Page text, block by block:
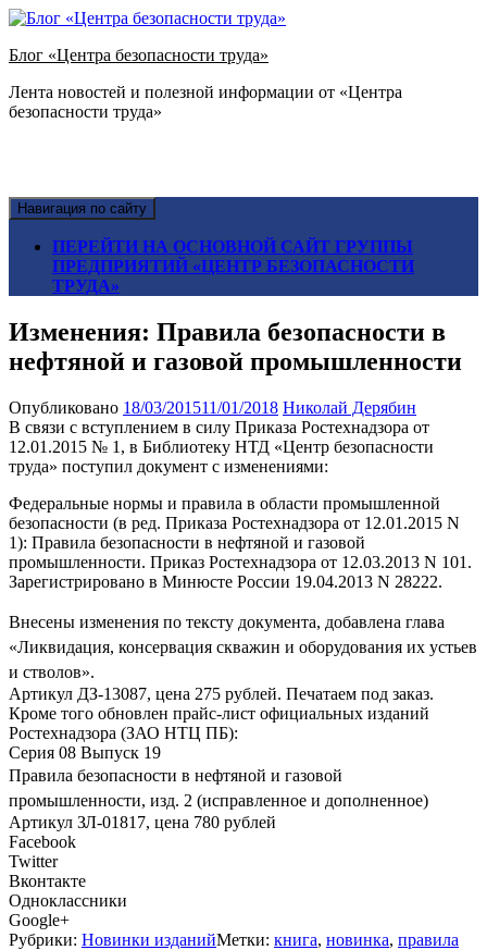
Блог «Центра безопасности труда»
Лента новостей и полезной информации от «Центра
безопасности труда»
Навигация по сайту
ПЕРЕЙТИ НА ОСНОВНОЙ САЙТ ГРУППЫ
ПРЕДПРИЯТИЙ «ЦЕНТР БЕЗОПАСНОСТИ
ТРУДА»
Изменения: Правила безопасности в
нефтяной и газовой промышленности
Опубликовано 18/03/201511/01/2018 Николай Дерябин
В связи с вступлением в силу Приказа Ростехнадзора от
12.01.2015 № 1, в Библиотеку НТД «Центр безопасности
труда» поступил документ с изменениями:
Федеральные нормы и правила в области промышленной
безопасности (в ред. Приказа Ростехнадзора от 12.01.2015 N
1): Правила безопасности в нефтяной и газовой
промышленности. Приказ Ростехнадзора от 12.03.2013 N 101.
Зарегистрировано в Минюсте России 19.04.2013 N 28222.
Внесены изменения по тексту документа, добавлена глава
«Ликвидация, консервация скважин и оборудования их устьев
и стволов».
Артикул ДЗ-13087, цена 275 рублей. Печатаем под заказ.
Кроме того обновлен прайс-лист официальных изданий
Ростехнадзора (ЗАО НТЦ ПБ):
Серия 08 Выпуск 19
Правила безопасности в нефтяной и газовой
промышленности, изд. 2 (исправленное и дополненное)
Артикул ЗЛ-01817, цена 780 рублей
Facebook
Twitter
Вконтакте
Одноклассники
Google+
Рубрики: Новинки изданийМетки: книга, новинка, правила